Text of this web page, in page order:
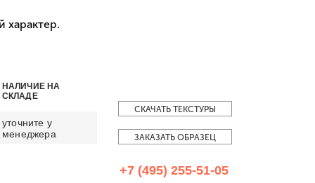
характер.
НАЛИЧИЕ НА
СКЛАДЕ
уточните у
менеджера
СКАЧАТЬ ТЕКСТУРЫ
ЗАКАЗАТЬ ОБРАЗЕЦ
+7 (495) 255-51-05